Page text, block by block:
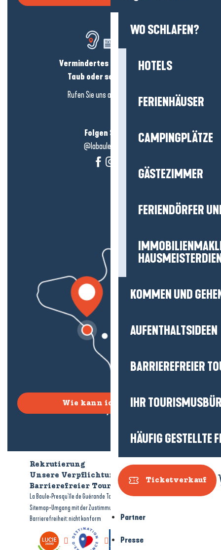
WO SCHLAFEN?
HOTELS
FERIENHÄUSER
CAMPINGPLÄTZE
GÄSTEZIMMER
FERIENDÖRFER
KOMMEN UND
AUFENTHALTSIDEEN
BARRIEREFREIER
IHR
HÄUFIG GESTELLTE
Ticketverkauf
Partner
Presse
Vermindertes Hörvermögen?
Taub oder schwerhörig?
Rufen Sie uns an in
hier klicken
Folgen Sie uns!
@labauleguérande
Wie kann ich kommen?
Rekrutierung
Wer sind wir?
Unsere Verpflichtungen
Barrierefreier Tourismus
La Baule-Presqu'île de Guérande Tourismus-Rechtliche Hinweise-
Sitemap-Umgang mit der Zustimmung
Barrierefreiheit: nicht konform